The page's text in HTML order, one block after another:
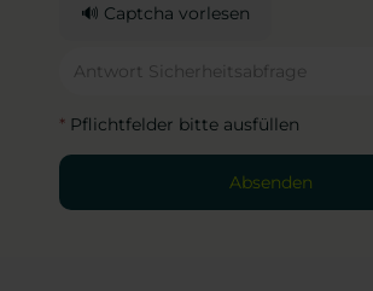
🔊 Captcha vorlesen
* Pflichtfelder bitte ausfüllen
Absenden